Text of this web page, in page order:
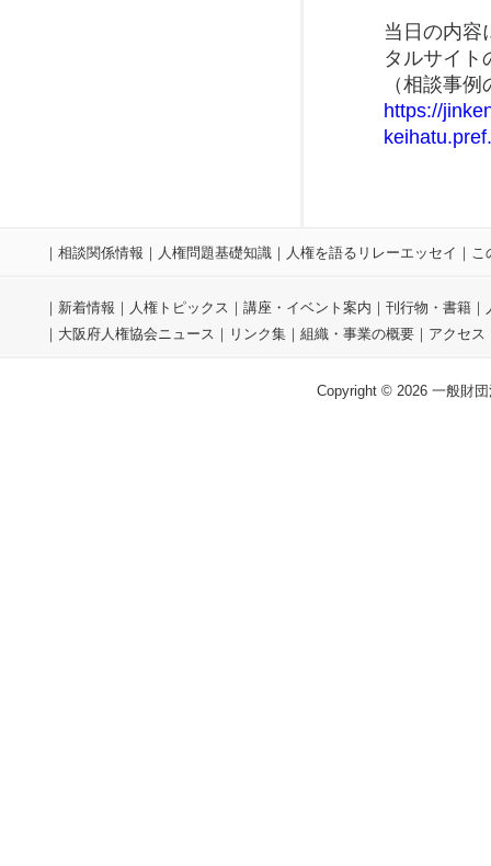
当日の内容
タルサイト
（相談事
https://
｜ 相談関係情報 ｜ 人権問題基礎知識 ｜ 人権を語るリレーエッセイ ｜ こ
｜ 新着情報 ｜ 人権トピックス ｜ 講座・イベント案内 ｜ 刊行物・書籍 ｜
｜ 大阪府人権協会ニュース ｜ リンク集 ｜ 組織・事業の概要 ｜ アクセス
Copyright © 2026 一般財